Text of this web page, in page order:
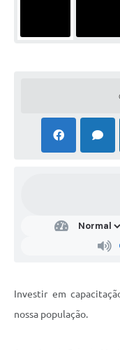
Investir em
nossa população.